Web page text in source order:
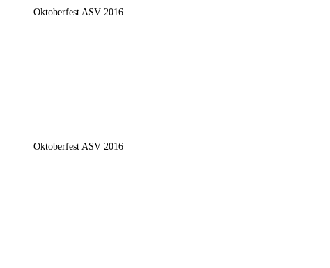
Oktoberfest ASV 2016
Oktoberfest ASV 2016